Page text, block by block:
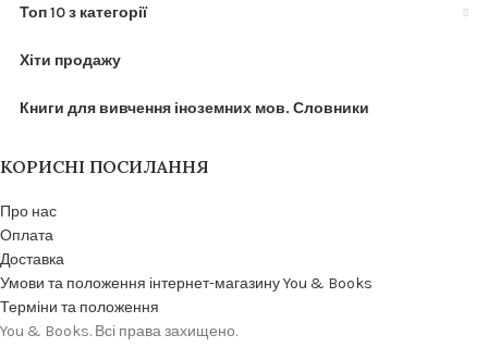
Топ 10 з категорії
Хіти продажу
Книги для вивчення іноземних мов. Словники
КОРИСНІ ПОСИЛАННЯ
Про нас
Оплата
Доставка
Умови та положення інтернет-магазину You & Books
Терміни та положення
You & Books. Всі права захищено.